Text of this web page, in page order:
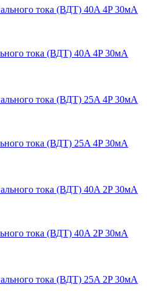
тока (ВДТ) 40A 4P 30мА
тока (ВДТ) 25A 4P 30мА
тока (ВДТ) 40A 2P 30мА